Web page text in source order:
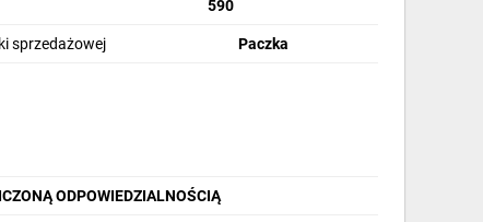
bez dodatkowej ochrony)
590
sprzedażowej Paczka
ODPOWIEDZIALNOŚCIĄ